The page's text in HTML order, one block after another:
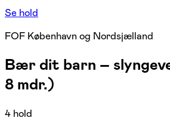
Se hold
FOF København og Nordsjælland
Bær dit barn –
8 mdr.)
4 hold